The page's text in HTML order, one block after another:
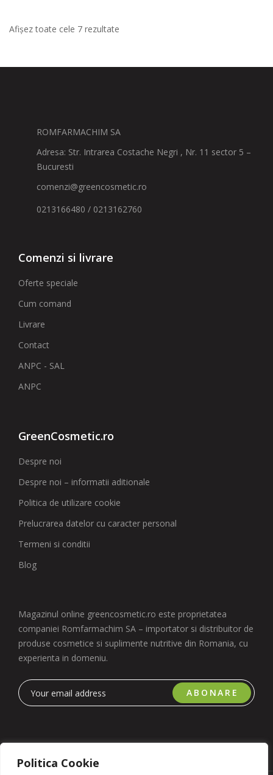
Politica Cookie
Afișez toate cele 7 rezultate
ROMFARMACHIM SA
Adresa: Str. Intrarea Costache Negri , Nr. 11 sector 5 –
Bucuresti
comenzi@greencosmetic.ro
0213166480 / 0213162760
Comenzi si livrare
Oferte speciale
Cum comand
Livrare
Contact
ANPC - SAL
ANPC
GreenCosmetic.ro
Despre noi
Despre noi – informatii aditionale
Politica de utilizare cookie
Prelucrarea datelor cu caracter personal
Termeni si conditii
Blog
Magazinul online greencosmetic.ro este proprietatea
companiei Romfarmachim SA – importator si distribuitor de
produse cosmetice si suplimente nutritive din Romania, cu
experienta in domeniu.
ABONARE